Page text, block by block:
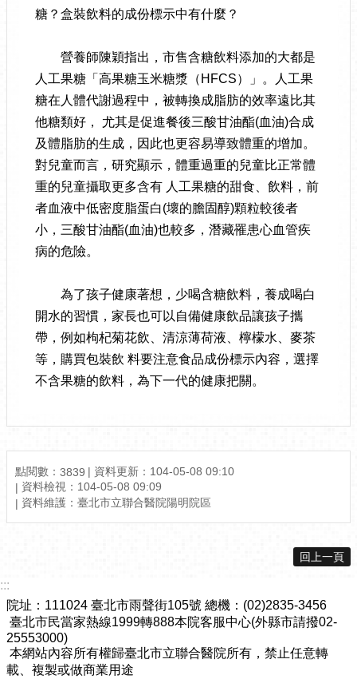
糖？盒裝飲料的成份標示中有什麼？
營養師陳穎指出，市售含糖飲料添加的大都是
人工果糖「高果糖玉米糖漿（HFCS）」。人工果
糖在人體代謝過程中，被轉換成脂肪的效率遠比其
他糖類好， 尤其是促進餐後三酸甘油酯(血油)合成
及體脂肪的生成，因此也更容易導致體重的增加。
對兒童而言，研究顯示，體重過重的兒童比正常體
重的兒童攝取更多含有 人工果糖的甜食、飲料，前
者血液中低密度脂蛋白(壞的膽固醇)顆粒較後者
小，三酸甘油酯(血油)也較多，潛藏罹患心血管疾
病的危險。
為了孩子健康著想，少喝含糖飲料，養成喝白
開水的習慣，家長也可以自備健康飲品讓孩子攜
帶，例如枸杞菊花飲、清涼薄荷液、檸檬水、麥茶
等，購買包裝飲 料要注意食品成份標示內容，選擇
不含果糖的飲料，為下一代的健康把關。
點閱數： 3839
資料更新：104-05-08 09:10
資料檢視：104-05-08 09:09
資料維護：臺北市立聯合醫院陽明院區
回上一頁
:::
院址：111024 臺北市雨聲街105號 總機：(02)2835-3456
臺北市民當家熱線1999轉888本院客服中心(外縣市請撥02-
25553000)
本網站內容所有權歸臺北市立聯合醫院所有，禁止任意轉
載、複製或做商業用途